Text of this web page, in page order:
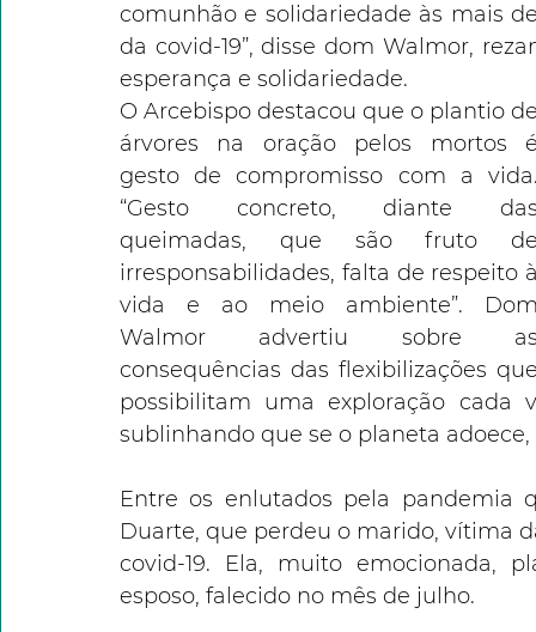
comunhão e solidariedade às mais
da covid-19”, disse dom Walmor,
esperança e solidariedade.
O Arcebispo destacou que o plantio
árvores na oração pelos mortos
gesto de compromisso com a
“Gesto concreto, diante
queimadas, que são fruto
irresponsabilidades, falta de respeito
vida e ao meio ambiente”.
Walmor advertiu sobre
consequências das flexibilizações
possibilitam uma exploração cada
sublinhando que se o planeta
Entre os enlutados pela pandemia
Duarte, que perdeu o marido, vítima
covid-19. Ela, muito emocionada,
esposo, falecido no mês de julho.